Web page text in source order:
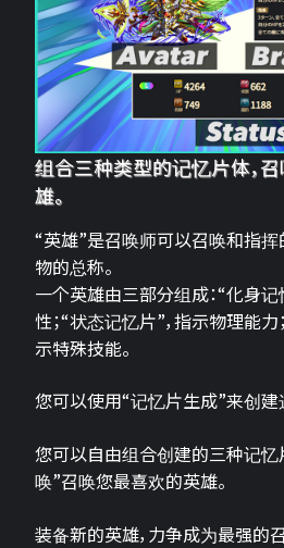
组合三种类型的记忆片体，
雄。
“英雄”是召唤师可以召唤和指挥
物的总称。
一个英雄由三部分组成：“化身
性；“状态记忆片”，指示物理能力
示特殊技能。
您可以使用“记忆片生成”来创建
您可以自由组合创建的三种记忆
唤”召唤您最喜欢的英雄。
装备新的英雄，力争成为最强的